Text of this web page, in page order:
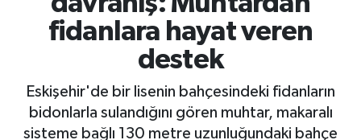
fidanlara hayat veren
destek
Eskişehir'de bir lisenin bahçesindeki fidanların
bidonlarla sulandığını gören muhtar, makaralı
sisteme bağlı 130 metre uzunluğundaki bahçe
Eğitim
Sağlık
Tüm Manşetler
Haber Arşivi